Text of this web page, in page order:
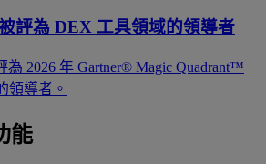
評為 DEX 工具領域的領導者
為 2026 年 Gartner® Magic Quadrant™
領導者。
能